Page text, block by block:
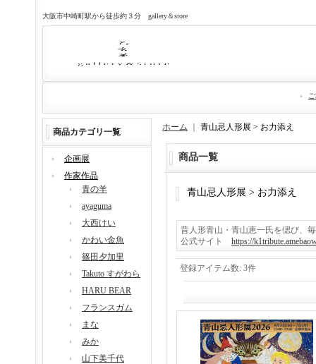
大阪市中崎町駅から徒歩約３分 gallery＆store
商品カテゴリ一覧
企画展
作家作品
青の羊
ayaguma
大西けい
かわい金魚
篠田夕加里
Takuto すがわら
HARU BEAR
フランスガム
まな
みか
山下美千代
ホーム 青山忌人形展 > お力添え
商品一覧
青山忌人形展 > お力添え
昔人形青山・青山恵一氏を偲び、
公式サイト https://
登録アイテム数: 3件